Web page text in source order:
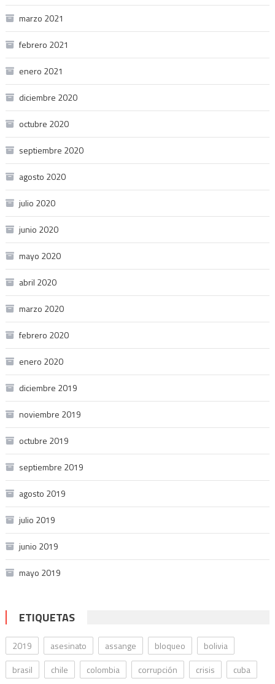
marzo 2021
febrero 2021
enero 2021
diciembre 2020
octubre 2020
septiembre 2020
agosto 2020
julio 2020
junio 2020
mayo 2020
abril 2020
marzo 2020
febrero 2020
enero 2020
diciembre 2019
noviembre 2019
octubre 2019
septiembre 2019
agosto 2019
julio 2019
junio 2019
mayo 2019
ETIQUETAS
2019 asesinato assange bloqueo
bolivia
brasil
chile colombia corrupción crisis cuba